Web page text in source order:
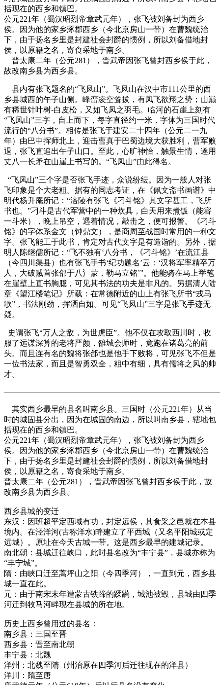
括现在的西乡和镇巴。
公元221年（蜀汉昭烈帝章武元年），张飞被刘备封为西乡
侯。因为他的家乡涿郡西乡（今北京房山一带）在曹魏统治
下，由于扬名乡里是封建社会封爵的惯例，所以刘备借地封
侯，以原籍之名，寄食采地于南乡。
晋太康二年（公元281），晋武帝因张飞曾封西乡侯于此，
故改南乡县为西乡县。
县内有张飞题名的“飞凤山”。飞凤山在汉中市111公里的西
乡县城西的午子山侧。峰峦凌空耸拔，有凤飞欲翔之势；山巅
有稀世针叶树-白皮松，又如飞凤之羽毛。临河的石崖上刻有
“飞凤山”三字，自上而下，每字直径约一米，字体为三国时代
流行的“八分书”。相传是张飞于建安二十四年（公元二一九
年）由巴中挥师北上，迎击曹真于巴蜀边境大获胜利，曹军败
退，张飞直追出午子山口。至此，心旷神怡，触景生情，遂用
丈八一长矛在山崖上书写的。“飞凤山”由此得名。
“飞凤山”三个字是否张飞手迹，众说纷纭。因为一般人对张
飞印象是个大老粗。据有的同志考证，在《佩文斋书画谱》中
明代杨升庵所记：“涪陵有张飞《刁斗铭》其文字甚工，飞所
书也。”刁斗是古代军营中的一种炊具，白天用来煮饭（能容
一斗米），晚上吊空，遇着情况，敲击之，便可报警。《刁斗
铭》的字体系金文（钟鼎文），是商周至战国时常用的一种文
字。张飞能工于此书，肯定对古代文字是有造诣的。另外，据
明人陈继儒所记：“飞不独有‘八分书，《刁斗铭》’在流江县
（今四川渠县）也有张飞手书‘纪功题名’云：‘汉将军率精卒万
人，大破贼首张郃于八氵蒙，勒马立铭’”。他能骑在马上举笔
在崖壁上直书胸臆，可见其书法的功夫是非凡的。另据清人陆
章《望江楼笔记》所载：在常德附近的山上有张飞所书“戎马
歌”，书法刚劲，挥洒自如。可见“飞凤山”三字是张飞手迹无
疑。
史谓张飞“万人之敌，为世虎臣”。他不仅在攻取西川时，收
服了远谋深算的老将严颜，雒城会师时，竟跑在诸葛亮的前
头。而且连有名的魏将张郃也是他手下败将，可见张飞不但是
一位书法家，而且是智勇双全，粗中有细，具有儒将之风的帅
才。
其实西乡最早的县名叫南乡县。三国时（公元221年）从当
时的城固县分出，因为在城固的南边，所以叫南乡县，辖地包
括现在的西乡和镇巴。
公元221年（蜀汉昭烈帝章武元年），张飞被刘备封为西乡
侯。因为他的家乡涿郡西乡（今北京房山一带）在曹魏统治
下，由于扬名乡里是封建社会封爵的惯例，所以刘备借地封
侯，以原籍之名，寄食采地于南乡。
晋太康二年（公元281），晋武帝因张飞曾封西乡侯于此，故
改南乡县为西乡县。
西乡县城的变迁
东汉：因班超平定西域有功，封定远侯，其食采之邑就在本县
境内。在泾洋河(古称洋水)畔建立了平西城（又名平阳城或定
远城）。原址在今天古城一带。这是西乡最早的建城记录。
南北朝：县城迁往峡口，此时县名改为“丰宁县”，县城亦称为
“丰宁城”。
隋：由峡口迁至蒿坪山之阳（今四季河），一直到元，西乡县
城一直在此。
元：由于南宋末年遭蒙古铁蹄的蹂躏，城池被毁，县城由四季
河迁到牧马河畔现在县城的所在地。
历史上西乡曾用过的县名：
南乡县：三国至晋
西乡县：晋至南北朝
丰宁县：北魏
洋州：北魏至隋（州治原在四季河后迁往现在的洋县）
洋川：隋至唐